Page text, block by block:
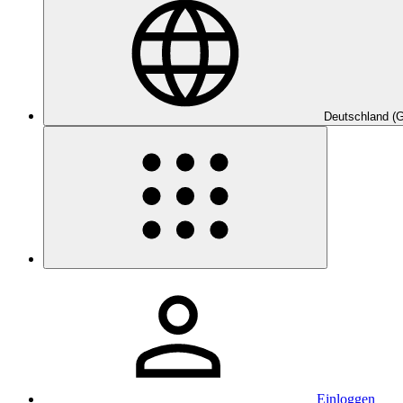
Deutschland
Einloggen